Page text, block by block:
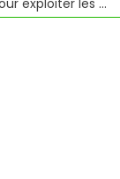
bonus des casinos